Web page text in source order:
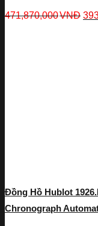
471,870,000VNĐ
Đồng Hồ Hublot
Chronograph